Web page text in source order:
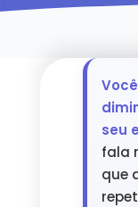
seu
fala
que